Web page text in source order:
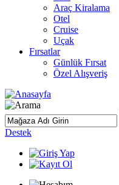
Araç Kiralama
Otel
Cruise
Uçak
Fırsatlar
Günlük Fırsat
Özel Alışveriş
Destek